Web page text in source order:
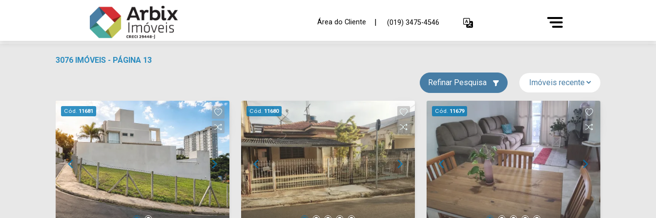
Área do Cliente | (019) 3475-4546
3076 IMÓVEIS - PÁGINA 13
Refinar Pesquisa
Cód. 11681 Cód. 11680 Cód. 11679